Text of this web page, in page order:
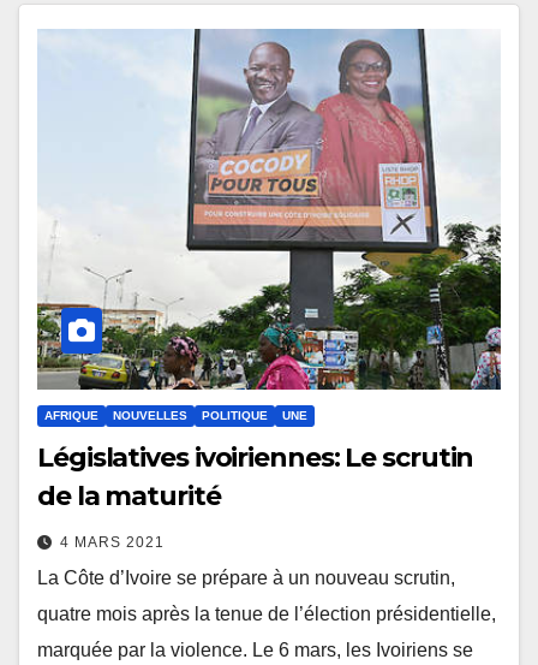
AFRIQUE NOUVELLES POLITIQUE UNE
Législatives ivoiriennes: Le scrutin
de la maturité
4 MARS 2021
La Côte d’Ivoire se prépare à un nouveau scrutin,
quatre mois après la tenue de l’élection présidentielle,
marquée par la violence. Le 6 mars, les Ivoiriens se